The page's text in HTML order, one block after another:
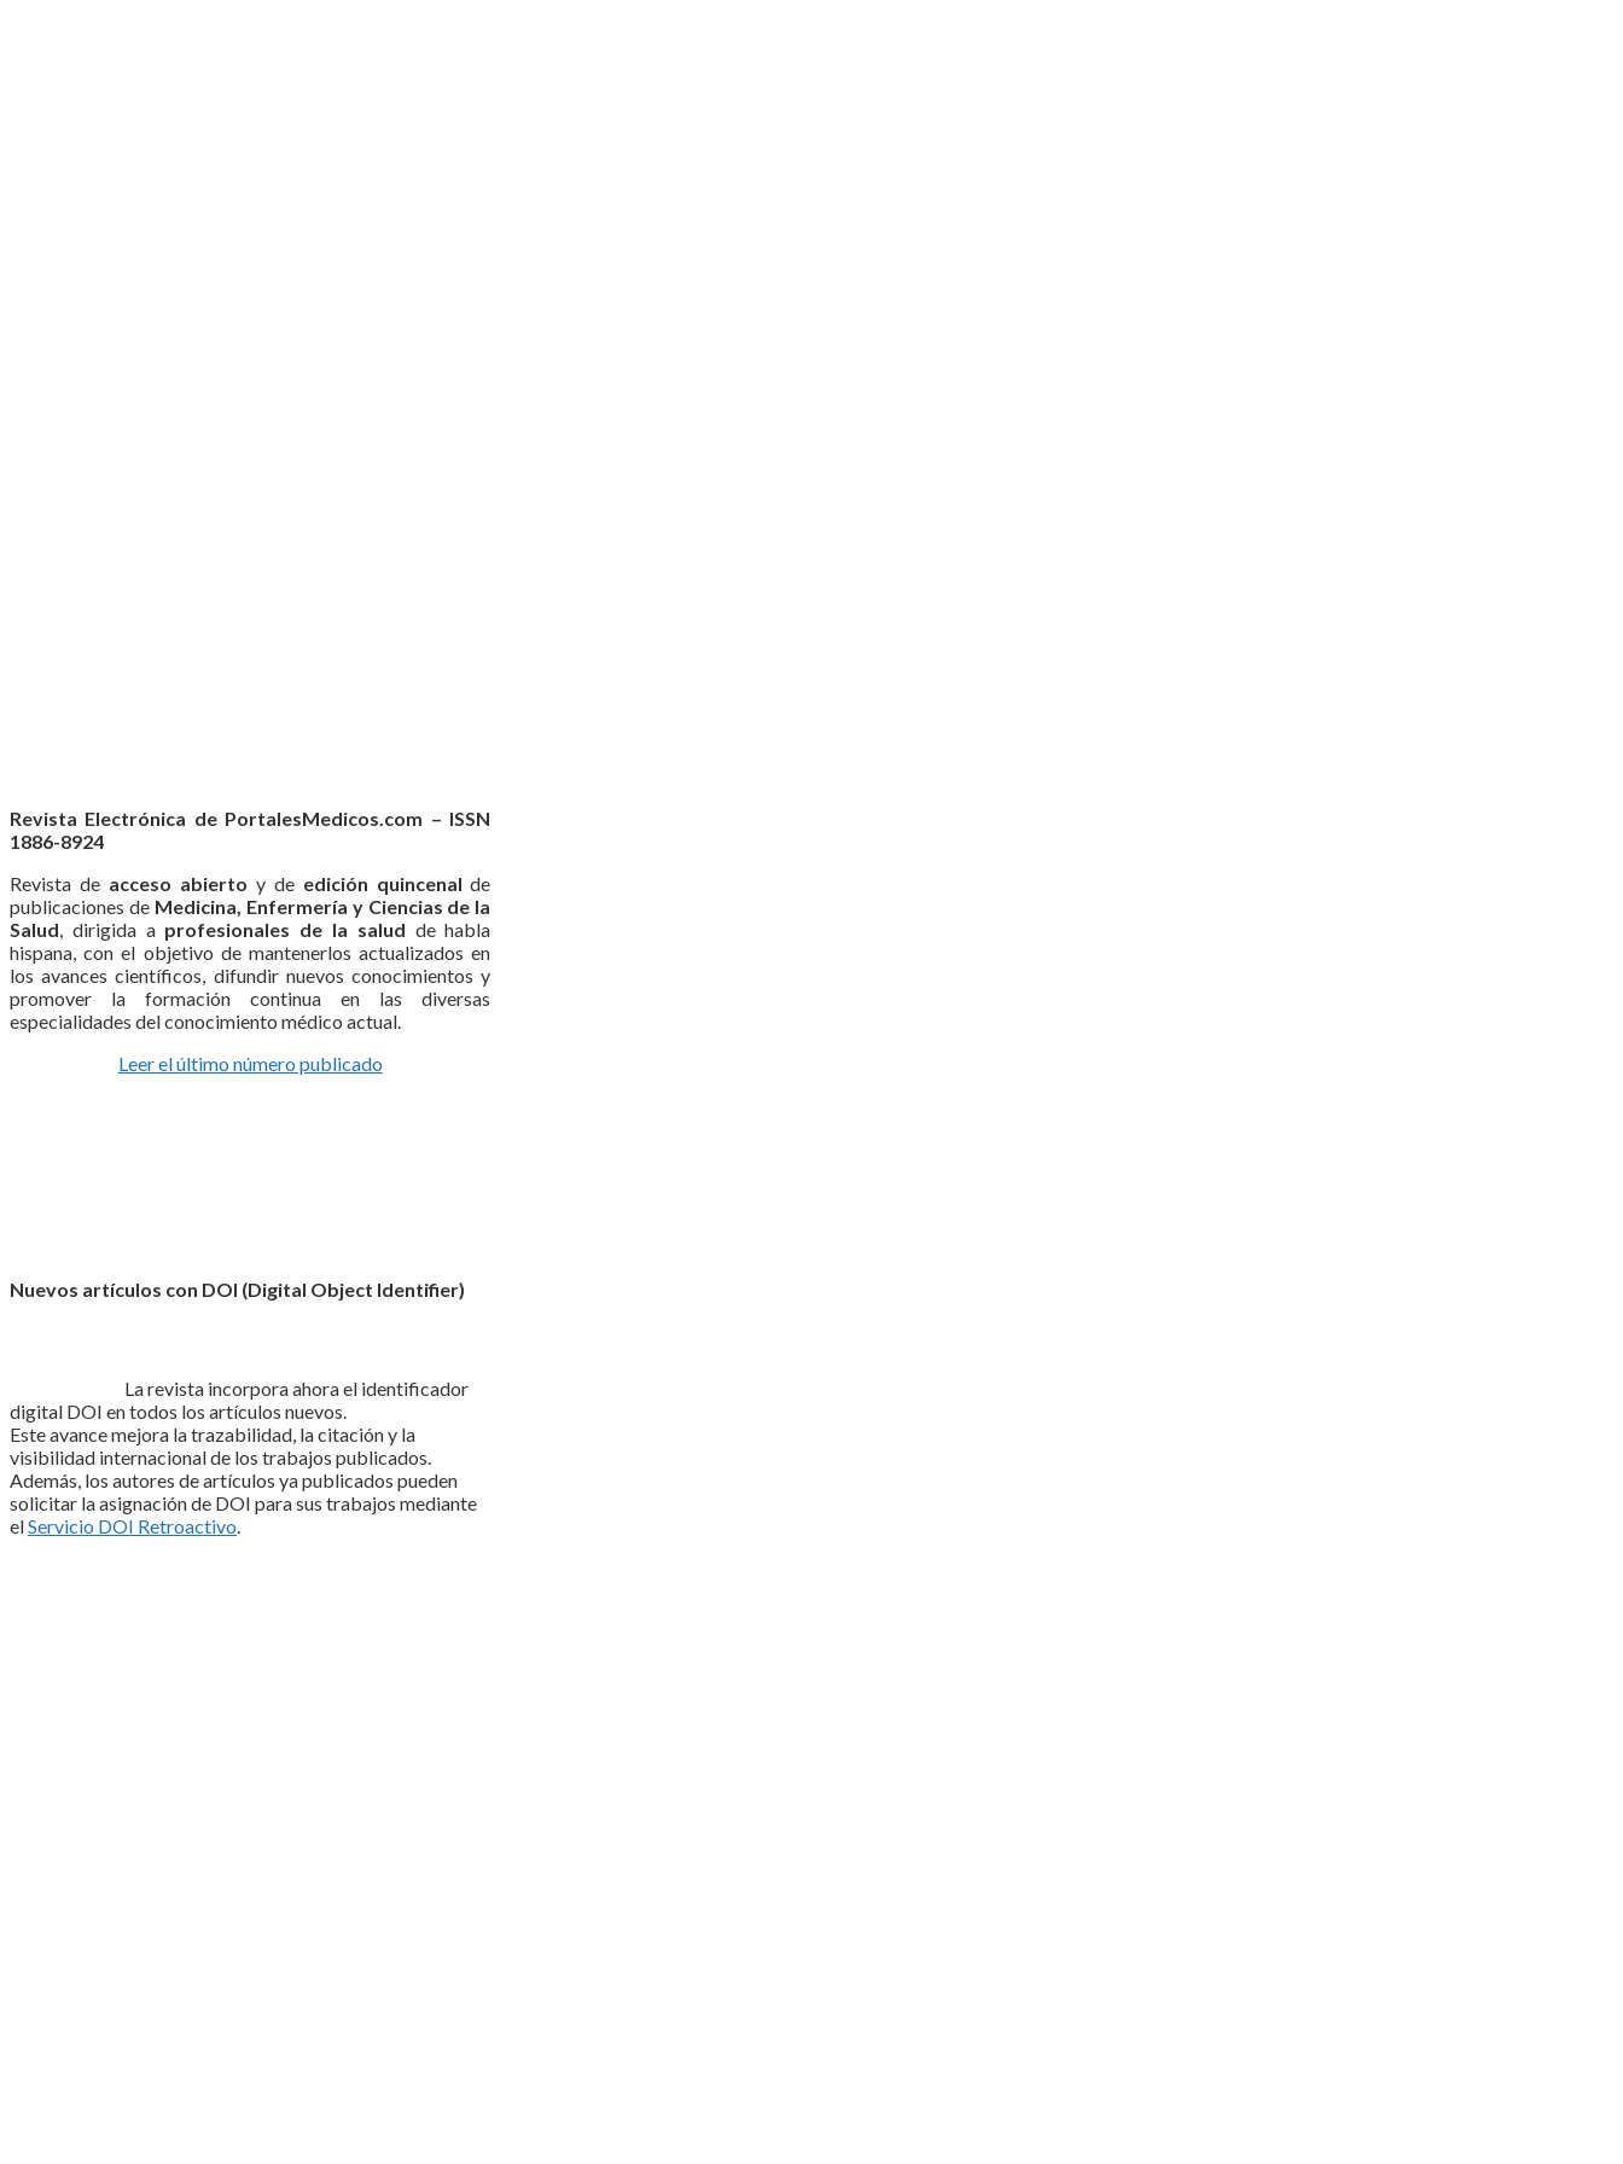
Revista Electrónica de PortalesMedicos.com – ISSN
1886-8924
Revista de acceso abierto y de edición quincenal de
publicaciones de Medicina, Enfermería y Ciencias de la
Salud, dirigida a profesionales de la salud de habla
hispana, con el objetivo de mantenerlos actualizados en
los avances científicos, difundir nuevos conocimientos y
promover la formación continua en las diversas
especialidades del conocimiento médico actual.
Leer el último número publicado
Nuevos artículos con DOI (Digital Object Identifier)
La revista incorpora ahora el identificador
digital DOI en todos los artículos nuevos.
Este avance mejora la trazabilidad, la citación y la
visibilidad internacional de los trabajos publicados.
Además, los autores de artículos ya publicados pueden
solicitar la asignación de DOI para sus trabajos mediante
elServicio DOI Retroactivo.